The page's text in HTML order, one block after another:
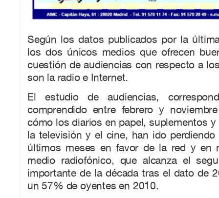
Según los datos publicados por la
los dos únicos medios que ofrecen
cuestión de audiencias con respecto a
son la radio e Internet.
El estudio de audiencias,
comprendido entre febrero y
cómo los diarios en papel, suplementos
la televisión y el cine, han ido
últimos meses en favor de la red y en
medio radiofónico, que alcanza el
importante de la década tras el dato de
un 57% de oyentes en 2010.